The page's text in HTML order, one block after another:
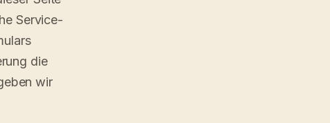
Service-
die
wir